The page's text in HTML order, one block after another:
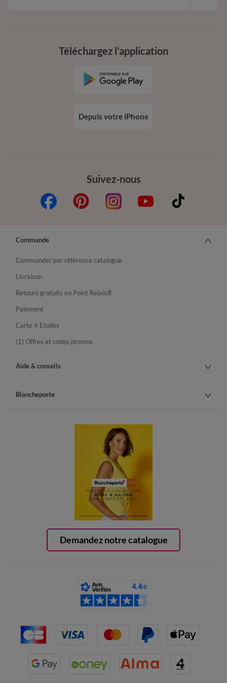
Suivez-nous
Téléchargez l’application
Depuis votre iPhone
Demandez notre catalogue
Commande
Commander par référence catalogue
Livraison
Retours gratuits en Point Relais®
Paiement
Carte 4 Etoiles
(1) Offres et codes promos
Aide & conseils
Blancheporte